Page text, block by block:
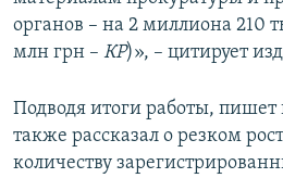
органов – на 2 миллиона 210
млн грн – КР)», – цитирует
Подводя итоги работы,
также рассказал о резком
количеству